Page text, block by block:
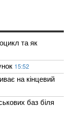
та як
15:52
на кінцевий
баз біля